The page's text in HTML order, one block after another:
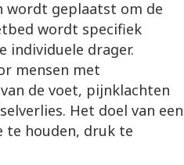
wordt geplaatst om de
wordt specifiek
individuele drager.
mensen met
de voet, pijnklachten
Het doel van een
te houden, druk te